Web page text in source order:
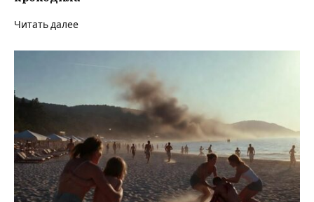
Читать далее